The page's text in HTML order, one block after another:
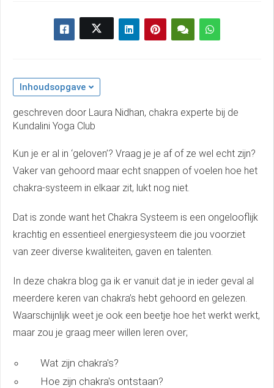
Inhoudsopgave
geschreven door Laura Nidhan, chakra experte bij de
Kundalini Yoga Club
Kun je er al in ‘geloven’? Vraag je je af of ze wel echt zijn?
Vaker van gehoord maar echt snappen of voelen hoe het
chakra-systeem in elkaar zit, lukt nog niet.
Dat is zonde want het Chakra Systeem is een ongelooflijk
krachtig en essentieel energiesysteem die jou voorziet
van zeer diverse kwaliteiten, gaven en talenten.
In deze chakra blog ga ik er vanuit dat je in ieder geval al
meerdere keren van chakra’s hebt gehoord en gelezen.
Waarschijnlijk weet je ook een beetje hoe het werkt werkt,
maar zou je graag meer willen leren over;
Wat zijn chakra's?
Hoe zijn chakra's ontstaan?